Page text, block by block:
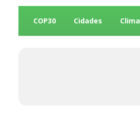
COP30 Cidades Clima